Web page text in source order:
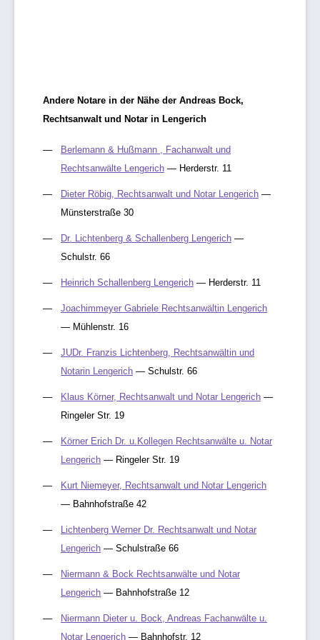
Andere Notare in der Nähe der Andreas Bock,
Rechtsanwalt und Notar in Lengerich
Berlemann & Hußmann , Fachanwalt und
Rechtsanwälte Lengerich — Herderstr. 11
Dieter Röbig, Rechtsanwalt und Notar Lengerich —
Münsterstraße 30
Dr. Lichtenberg & Schallenberg Lengerich —
Schulstr. 66
Heinrich Schallenberg Lengerich — Herderstr. 11
Joachimmeyer Gabriele Rechtsanwältin Lengerich
— Mühlenstr. 16
JUDr. Franzis Lichtenberg, Rechtsanwältin und
Notarin Lengerich — Schulstr. 66
Klaus Körner, Rechtsanwalt und Notar Lengerich —
Ringeler Str. 19
Körner Erich Dr. u.Kollegen Rechtsanwälte u. Notar
Lengerich — Ringeler Str. 19
Kurt Niemeyer, Rechtsanwalt und Notar Lengerich
— Bahnhofstraße 42
Lichtenberg Werner Dr. Rechtsanwalt und Notar
Lengerich — Schulstraße 66
Niermann & Bock Rechtsanwälte und Notar
Lengerich — Bahnhofstraße 12
Niermann Dieter u. Bock, Andreas Fachanwälte u.
Notar Lengerich — Bahnhofstr. 12